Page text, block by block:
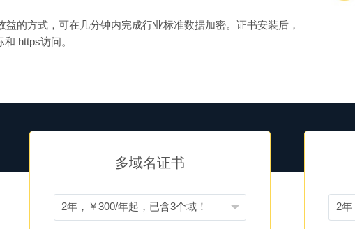
的方式，可在几分钟内完成行业标准数据加密。证书安装后，
https访问。
多域名证书